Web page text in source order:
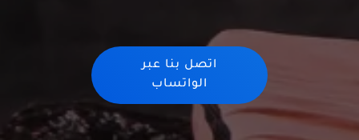
اتصل بنا عبر
الواتساب